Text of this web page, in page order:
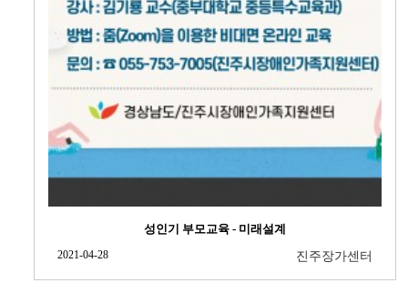
성인기 부모교육 - 미래설계
2021-04-28 진주장가센터